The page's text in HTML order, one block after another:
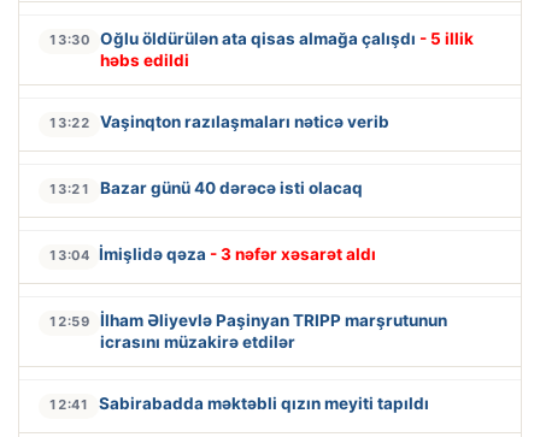
13:30 Oğlu öldürülən ata qisas almağa çalışdı - 5 illik
həbs edildi
13:22 Vaşinqton razılaşmaları nəticə verib
13:21 Bazar günü 40 dərəcə isti olacaq
13:04 İmişlidə qəza - 3 nəfər xəsarət aldı
12:59
İlham Əliyevlə Paşinyan TRIPP marşrutunun
icrasını müzakirə etdilər
12:41 Sabirabadda məktəbli qızın meyiti tapıldı